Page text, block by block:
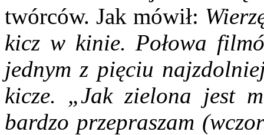
twórców. Jak mówił:
kicz w kinie. Połowa
jednym z pięciu
kicze. „Jak zielona jest
bardzo przepraszam